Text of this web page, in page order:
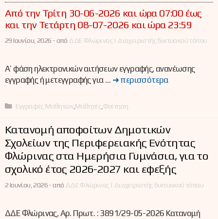
Aπό την Τρίτη 30-06-2026 και ώρα 07:00 έως
και την Τετάρτη 08-07-2026 και ώρα 23:59
29 Ιουνίου, 2026 -από ΔΔΕ Φλώρινας | Διαχειριστής δικτυακού τόπου
Α’ φάση ηλεκτρονικών αιτήσεων εγγραφής, ανανέωσης
εγγραφής ή μετεγγραφής για … ➜ περισσότερα
Κατηγορίες
Εγγραφές Μαθητών Μαθητές Φοίτηση
Κατανομή αποφοίτων Δημοτικών
Σχολείων της Περιφερειακής Ενότητας
Φλώρινας στα Ημερήσια Γυμνάσια, για το
σχολικό έτος 2026-2027 και εφεξής
2 Ιουνίου, 2026 -από ΔΔΕ Φλώρινας | Διαχειριστής δικτυακού τόπου
ΔΔΕ Φλώρινας, Αρ. Πρωτ. : 3891/29-05-2026 Κατανομή